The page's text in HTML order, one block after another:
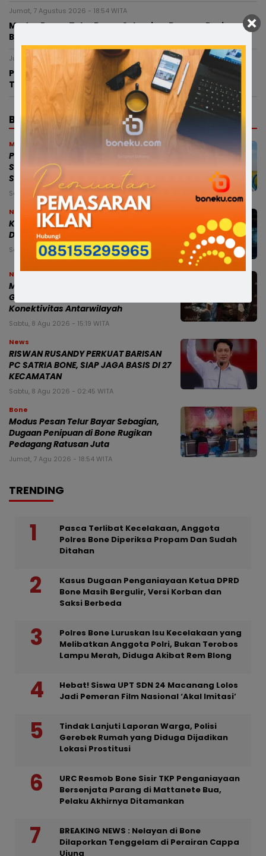
Jumat, 7 Agustus 2026 - 18:54 WITA
Modus Pesan Telur Bayar Sebagian, Dugaan Penipuan di
Bone Rugikan Pedagang Ratusan Juta
Jumat, 7 Agustus 2026 - 18:12 WITA
Petani Bone Menjerit Akibat Kekeringan, Pemkab
Turunkan Mobil Tangki ke Lahan Pertanian
BERITA TERBARU
Makassar
Perkuat Mitigasi Kekeringan, Gubernur
Sulsel Siapkan Bantuan Pompa Air dan
Sumur Bor untuk Wilayah Petanian
Sabtu, 8 Agu 2026 - 20:17 WITA
News
Kepsek SMPN 5 Belum Masuk Sejak
Dilantik, Dikabarkan Berada di Paris
Sabtu, 8 Agu 2026 - 16:34 WITA
News
Munafri dan Chaidir Apresiasi MYP
Gubernur Sulsel, Dinilai Percepat
Konektivitas Antarwilayah
Sabtu, 8 Agu 2026 - 15:19 WITA
News
RISWAN RUSANDY PERKUAT BARISAN
PC SATRIA BONE, SIAP JAGA BASIS DI 27
KECAMATAN
Sabtu, 8 Agu 2026 - 02:45 WITA
Bone
Modus Pesan Telur Bayar Sebagian,
Dugaan Penipuan di Bone Rugikan
Pedagang Ratusan Juta
Jumat, 7 Agu 2026 - 18:54 WITA
TRENDING
Pasca Terlibat Kecelakaan, Anggota
Polres Bone Diperiksa Propam Dan Sudah
Ditahan
Kasus Dugaan Penganiayaan Ketua DPRD
Bone Masih Bergulir, Versi Korban dan
Saksi Berbeda
Polres Bone Luruskan Isu Kecelakaan yang
Melibatkan Anggota Polri, Bukan Terobos
Lampu Merah, Diduga Akibat Rem Blong
Hebat! Siswa UPT SDN 24 Macanang Lolos
Jadi Pemeran Film Nasional ‘Akal Imitasi’
Tindak Lanjuti Laporan Warga, Polisi
Gerebek Rumah yang Diduga Dijadikan
Lokasi Prostitusi
URC Resmob Bone Sisir TKP Penganiayaan
Bersenjata Parang di Mattanete Bua,
Pelaku Akhirnya Ditamankan
BREAKING NEWS : Nelayan di Bone
Dilaporkan Tenggelam di Perairan Cappa
Ujung